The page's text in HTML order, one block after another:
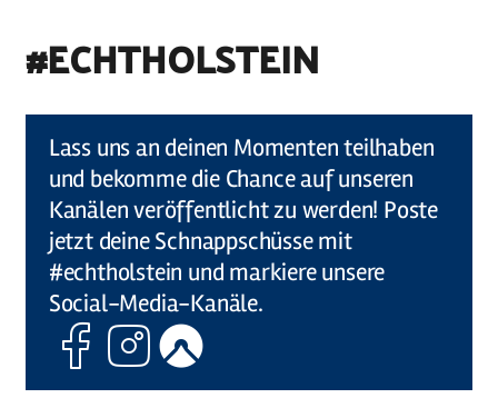
#ECHTHOLSTEIN
Lass uns an deinen Momenten teilhaben
und bekomme die Chance auf unseren
Kanälen veröffentlicht zu werden! Poste
jetzt deine Schnappschüsse mit
#echtholstein und markiere unsere
Social-Media-Kanäle.
FacebookInstagram
Komoot